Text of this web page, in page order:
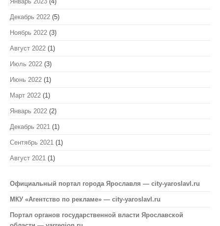
Декабрь 2022 (5)
Ноябрь 2022 (3)
Август 2022 (1)
Июль 2022 (3)
Июнь 2022 (1)
Март 2022 (1)
Январь 2022 (2)
Декабрь 2021 (1)
Сентябрь 2021 (1)
Август 2021 (1)
Официальный портал города Ярославля — city-yaroslavl.ru
МКУ «Агентство по рекламе» — city-yaroslavl.ru
Портал органов государственной власти Ярославской